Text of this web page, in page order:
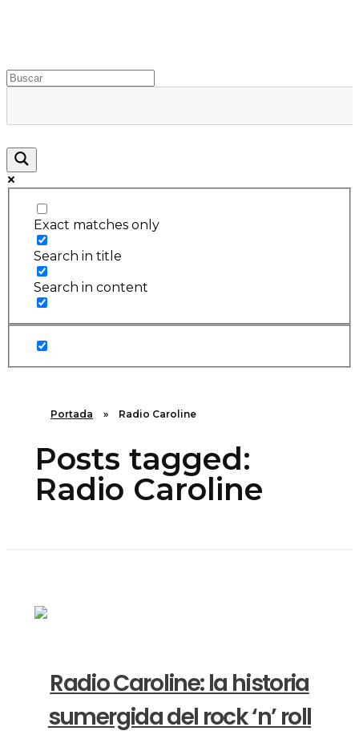
Exact matches only
Search in title
Search in content
Portada » Radio Caroline
Posts tagged:
Radio Caroline
Radio Caroline: la historia
sumergida del rock ‘n’ roll